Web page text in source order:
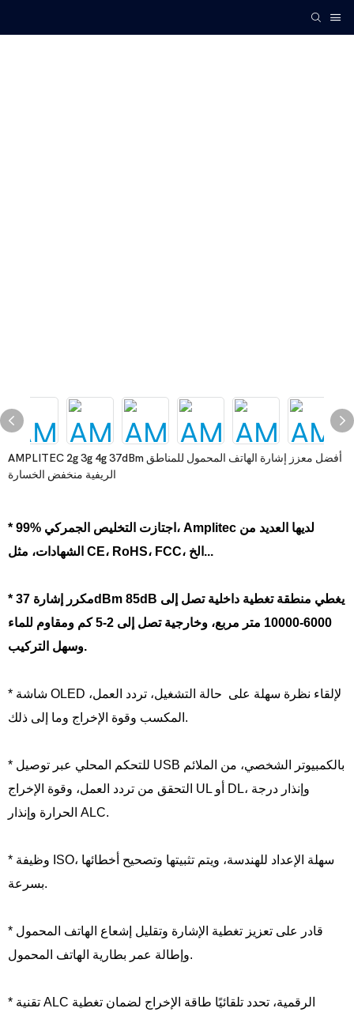
AMPLITEC 2g 3g 4g 37dBm أفضل معزز إشارة الهاتف المحمول للمناطق
الريفية منخفض الخسارة
* 99% اجتازت التخليص الجمركي، Amplitec لديها العديد من
الشهادات، مثل CE، RoHS، FCC، الخ...
* مكرر إشارة 37dBm 85dB يغطي منطقة تغطية داخلية تصل إلى
6000-10000 متر مربع، وخارجية تصل إلى 2-5 كم ومقاوم للماء
وسهل التركيب.
* شاشة OLED لإلقاء نظرة سهلة على حالة التشغيل، تردد العمل،
المكسب وقوة الإخراج وما إلى ذلك.
* للتحكم المحلي عبر توصيل USB بالكمبيوتر الشخصي، من الملائم
التحقق من تردد العمل، وقوة الإخراج UL أو DL، وإنذار درجة
الحرارة وإنذار ALC.
* وظيفة ISO، سهلة الإعداد للهندسة، ويتم تثبيتها وتصحيح أخطائها
بسرعة.
* قادر على تعزيز تغطية الإشارة وتقليل إشعاع الهاتف المحمول
وإطالة عمر بطارية الهاتف المحمول.
* تقنية ALC الرقمية، تحدد تلقائيًا طاقة الإخراج لضمان تغطية